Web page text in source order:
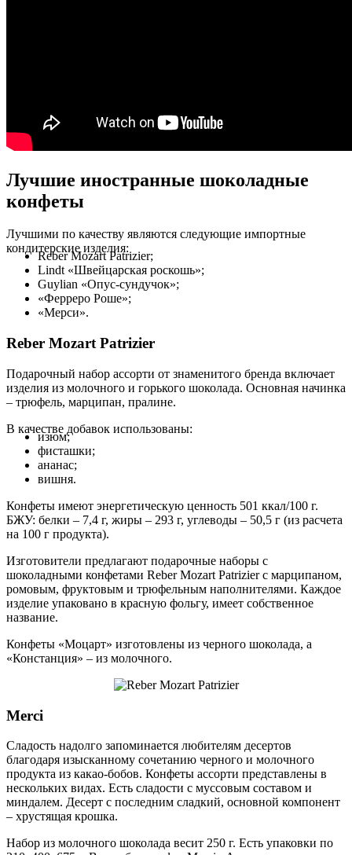
Лучшие иностранные шоколадные
конфеты
Лучшими по качеству являются следующие импортные
кондитерские изделия:
Reber Mozart Patrizier;
Lindt «Швейцарская роскошь»;
Guylian «Опус-сундучок»;
«Ферреро Роше»;
«Мерси».
Reber Mozart Patrizier
Подарочный набор ассорти от знаменитого бренда включает
изделия из молочного и горького шоколада. Основная начинка
– трюфель, марципан, пралине.
В качестве добавок использованы:
изюм;
фисташки;
ананас;
вишня.
Конфеты имеют энергетическую ценность 501 ккал/100 г.
БЖУ: белки – 7,4 г, жиры – 293 г, углеводы – 50,5 г (из расчета
на 100 г продукта).
Изготовители предлагают подарочные наборы с
шоколадными конфетами Reber Mozart Patrizier с марципаном,
ромовым, фруктовым и трюфельным наполнителями. Каждое
изделие упаковано в красную фольгу, имеет собственное
название.
Конфеты «Моцарт» изготовлены из черного шоколада, а
«Констанция» – из молочного.
Merci
Сладость надолго запоминается любителям десертов
благодаря изысканному сочетанию черного и молочного
продукта из какао-бобов. Конфеты ассорти представлены в
нескольких видах. Есть сладости с муссовым составом и
миндалем. Десерт с последним сладкий, основной компонент
– хрустящая крошка.
Набор из молочного шоколада весит 250 г. Есть упаковки по